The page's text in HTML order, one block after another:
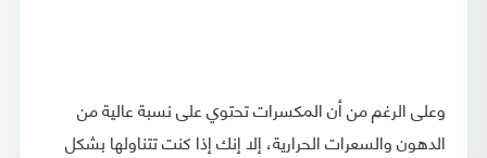
وعلى الرغم من أن المكسرات تحتوي على نسبة عالية من
الدهون والسعرات الحرارية، إلا إنك إذا كنت تتناولها بشكل